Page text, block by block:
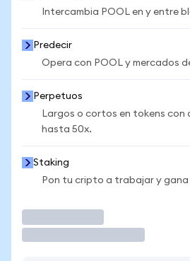
Intercambia POOL en y entre
Predecir
Opera con POOL y mercados
Perpetuos
Largos o cortos en tokens con
hasta 50x.
Staking
Pon tu cripto a trabajar y gana